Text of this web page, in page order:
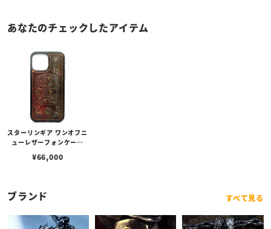
あなたのチェックしたアイテム
スターリンギア ワンオフニ
ューレザーフォンケース
ブラウン s000117357（i
¥66,000
ブランド すべて見る